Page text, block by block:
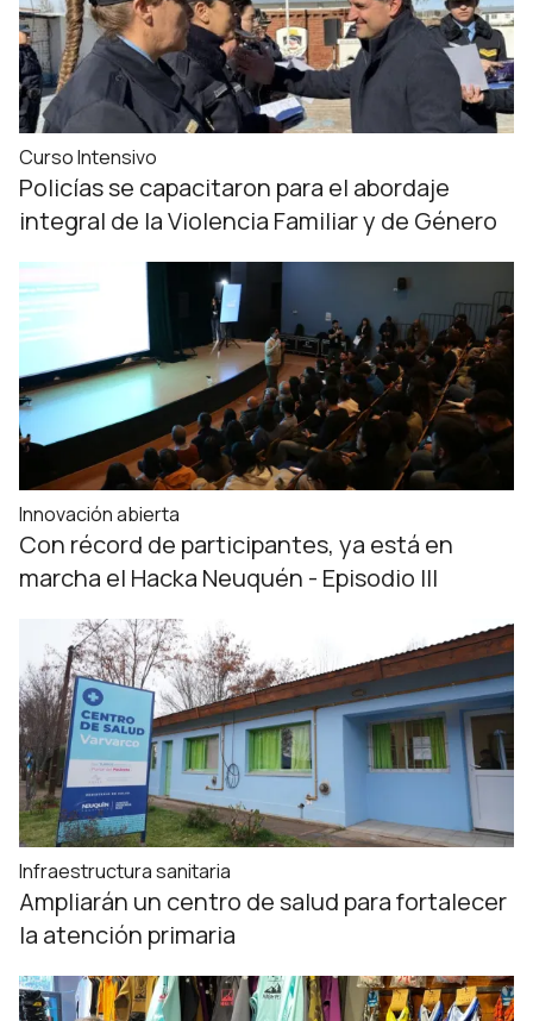
Curso Intensivo
Policías se capacitaron para el abordaje
integral de la Violencia Familiar y de Género
Innovación abierta
Con récord de participantes, ya está en
marcha el Hacka Neuquén - Episodio III
Infraestructura sanitaria
Ampliarán un centro de salud para fortalecer
la atención primaria